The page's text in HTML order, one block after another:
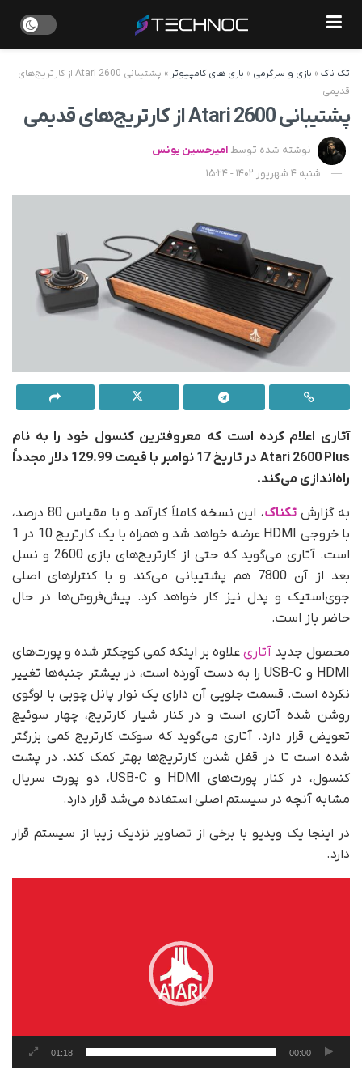
تک ناک» بازی و سرگرمی » بازی های کامپیوتر »
پشتیبانی Atari 2600 از کارتریج‌های
قدیمی
پشتیبانی Atari 2600 از کارتریج‌های قدیمی
نوشته شده توسط امیرحسین یونس
شنبه 4 شهریور 1402 - 15:24
آتاری اعلام کرده است که معروفترین کنسول خود را به نام
Atari 2600 Plus در تاریخ 17 نوامبر با قیمت 129.99 دلار مجدداً
راه‌اندازی می‌کند.
به گزارشتکناک
، این نسخه کاملاً کارآمد و با مقیاس 80 درصد،
با خروجی HDMI عرضه خواهد شد و همراه با یک کارتریج 10 در 1
است. آتاری می‌گوید که حتی از کارتریج‌های بازی 2600 و نسل
بعد از آن 7800 هم پشتیبانی می‌کند و با کنترلرهای اصلی
جوی‌استیک و پدل نیز کار خواهد کرد. پیش‌فروش‌ها در حال
حاضر باز است.
محصول جدید آتاری علاوه بر اینکه کمی کوچکتر شده و پورت‌های
HDMI و USB-C را به دست آورده است، در بیشتر جنبه‌ها تغییر
نکرده است. قسمت جلویی آن دارای یک نوار پانل چوبی با لوگوی
روشن شده آتاری است و در کنار شیار کارتریج، چهار سوئیچ
تعویض قرار دارد. آتاری می‌گوید که سوکت کارتریج کمی بزرگتر
شده است تا در قفل شدن کارتریج‌ها بهتر کمک کند. در پشت
کنسول، در کنار پورت‌های HDMI و USB-C، دو پورت سریال
مشابه آنچه در سیستم اصلی استفاده می‌شد قرار دارد.
در اینجا یک ویدیو با برخی از تصاویر نزدیک زیبا از سیستم قرار
دارد.
00:00
01:18